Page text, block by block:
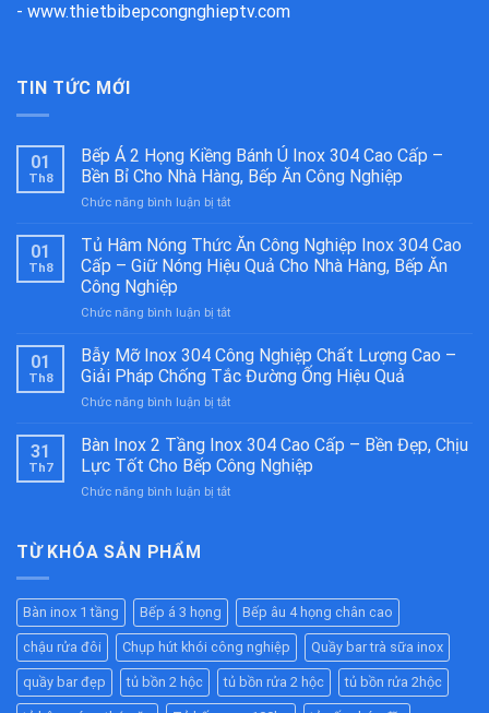
- www.thietbibepcongnghieptv.com
TIN TỨC MỚI
01
Th8
Bếp Á 2 Họng Kiềng Bánh Ú Inox 304 Cao Cấp –
Bền Bỉ Cho Nhà Hàng, Bếp Ăn Công Nghiệp
Chức năng bình luận bị tắtở
Á
2
Họng
Bánh
Inox
304
Cao
Cấp
Bền
Bỉ
Cho
Nhà
01
Th8
Tủ Hâm Nóng Thức Ăn Công Nghiệp Inox 304 Cao
Cấp – Giữ Nóng Hiệu Quả Cho Nhà Hàng, Bếp Ăn
Công Nghiệp
Chức năng bình luận bị tắtở
Hâm
Nóng
Thức
Ăn
Nghiệp
Inox
304
Cao
Quả
Cho
Nhà
Hàng,
Bếp
Ăn
01
Th8
Bẫy Mỡ Inox 304 Công Nghiệp Chất Lượng Cao –
Giải Pháp Chống Tắc Đường Ống Hiệu Quả
Chức năng bình luận bị tắtở
Mỡ
Inox
304
Công
Giải
Pháp
Chống
Tắc
Đường
Ống
31
Th7
Bàn Inox 2 Tầng Inox 304 Cao Cấp – Bền Đẹp, Chịu
Lực Tốt Cho Bếp Công Nghiệp
Chức năng bình luận bị tắtở
304
Cao
Cấp
–
Bền
Đẹp,
TỪ KHÓA SẢN PHẨM
Bàn inox 1 tầng Bếp á 3 họng Bếp âu 4 họng chân cao
chậu rửa đôi Chụp hút khói công nghiệp Quầy bar trà sữa inox
quầy bar đẹp tủ bồn 2 hộc tủ bồn rửa 2 hộc tủ bồn rửa 2hộc